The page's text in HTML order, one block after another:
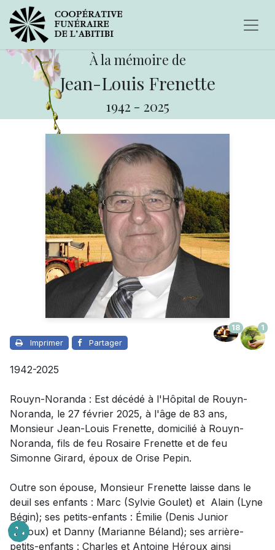
À la mémoire de
Jean-Louis Frenette
1942 - 2025
Imprimer Partager
18 1
1942-2025
Rouyn-Noranda : Est décédé à l'Hôpital de Rouyn-
Noranda, le 27 février 2025, à l'âge de 83 ans,
Monsieur Jean-Louis Frenette, domicilié à Rouyn-
Noranda, fils de feu Rosaire Frenette et de feu
Simonne Girard, époux de Orise Pepin.
Outre son épouse, Monsieur Frenette laisse dans le
deuil ses enfants : Marc (Sylvie Goulet) et Alain (Lyne
Bégin); ses petits-enfants : Émilie (Denis Junior
Héroux) et Danny (Marianne Béland); ses arrière-
petits-enfants : Charles et Antoine Héroux ainsi